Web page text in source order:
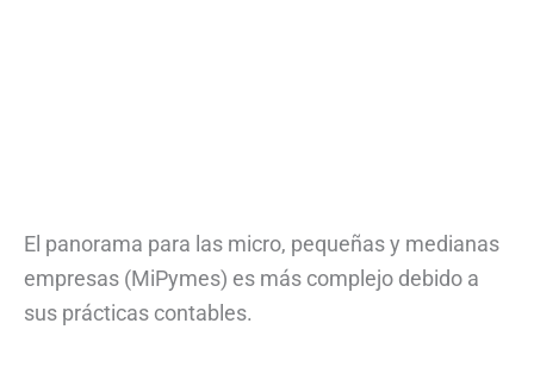
El panorama para las micro, pequeñas y medianas
empresas (MiPymes) es más complejo debido a
sus prácticas contables.